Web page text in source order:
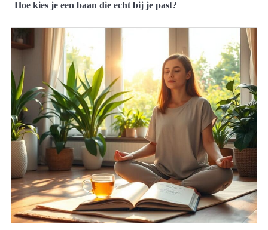
Hoe kies je een baan die echt bij je past?